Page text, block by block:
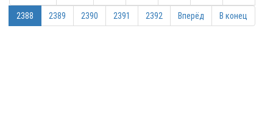
2388 2389 2390 2391 2392 Вперёд В конец